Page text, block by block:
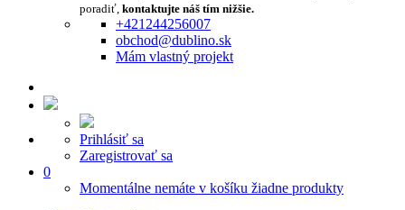
poradiť, kontaktujte náš tím nižšie.
+421244256007
obchod@dublino.sk
Mám vlastný projekt
Prihlásiť sa
Zaregistrovať sa
0
Momentálne nemáte v košíku žiadne produkty